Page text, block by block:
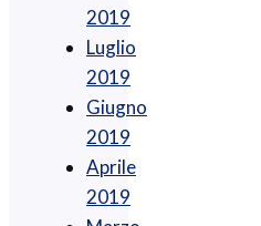
2019
Luglio
2019
Giugno
2019
Aprile
2019